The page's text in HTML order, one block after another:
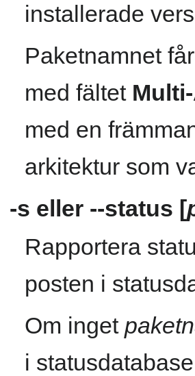
installerade
Paketnamnet
med fältet
med en
arkitektur som
-s eller --status [
Rapportera
posten i
Om inget
i